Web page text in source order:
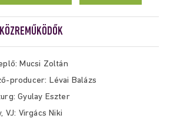
KÖZREMŰKÖDŐK
Mucsi Zoltán
producer: Lévai Balázs
Gyulay Eszter
VJ: Virgács Niki